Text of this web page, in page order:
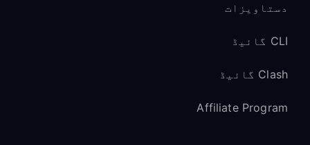
دستاویزات
CLI گائیڈ
Clash گائیڈ
Affiliate Program